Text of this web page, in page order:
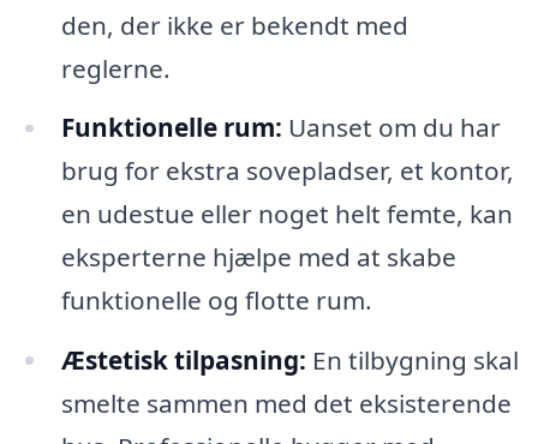
den, der ikke er bekendt med
reglerne.
Funktionelle rum: Uanset om du har
brug for ekstra sovepladser, et kontor,
en udestue eller noget helt femte, kan
eksperterne hjælpe med at skabe
funktionelle og flotte rum.
Æstetisk tilpasning: En tilbygning skal
smelte sammen med det eksisterende